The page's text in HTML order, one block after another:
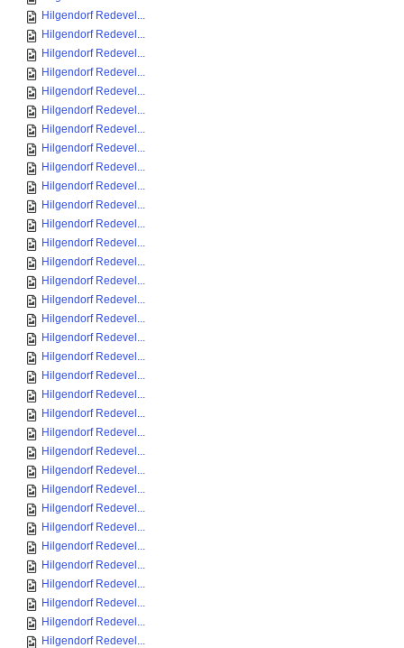
Hilgendorf Redevel...
Hilgendorf Redevel...
Hilgendorf Redevel...
Hilgendorf Redevel...
Hilgendorf Redevel...
Hilgendorf Redevel...
Hilgendorf Redevel...
Hilgendorf Redevel...
Hilgendorf Redevel...
Hilgendorf Redevel...
Hilgendorf Redevel...
Hilgendorf Redevel...
Hilgendorf Redevel...
Hilgendorf Redevel...
Hilgendorf Redevel...
Hilgendorf Redevel...
Hilgendorf Redevel...
Hilgendorf Redevel...
Hilgendorf Redevel...
Hilgendorf Redevel...
Hilgendorf Redevel...
Hilgendorf Redevel...
Hilgendorf Redevel...
Hilgendorf Redevel...
Hilgendorf Redevel...
Hilgendorf Redevel...
Hilgendorf Redevel...
Hilgendorf Redevel...
Hilgendorf Redevel...
Hilgendorf Redevel...
Hilgendorf Redevel...
Hilgendorf Redevel...
Hilgendorf Redevel...
Hilgendorf Redevel...